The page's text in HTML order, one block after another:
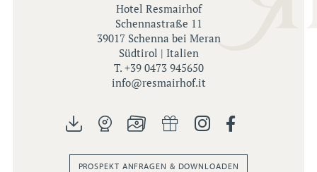
Hotel Resmairhof
Schennastraße 11
39017 Schenna bei Meran
Südtirol | Italien
T. +39 0473 945650
info@resmairhof.it
PROSPEKT ANFRAGEN & DOWNLOADEN